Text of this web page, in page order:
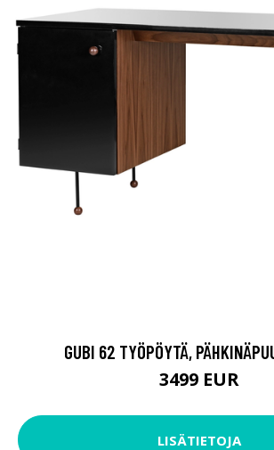
GUBI 62 TYÖPÖYTÄ,
3499 EUR
LISÄTIETOJA